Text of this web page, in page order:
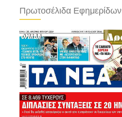
Πρωτοσέλιδα Εφημερίδων